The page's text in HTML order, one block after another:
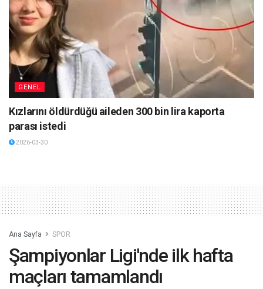
GENEL
Kızlarını öldürdüğü aileden 300 bin lira kaporta
parası istedi
2026-03-30
Ana Sayfa SPOR
Şampiyonlar Ligi'nde ilk hafta
maçları tamamlandı